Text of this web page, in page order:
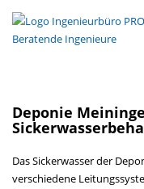
Deponie
Das Sickerwasser der
verschiedene